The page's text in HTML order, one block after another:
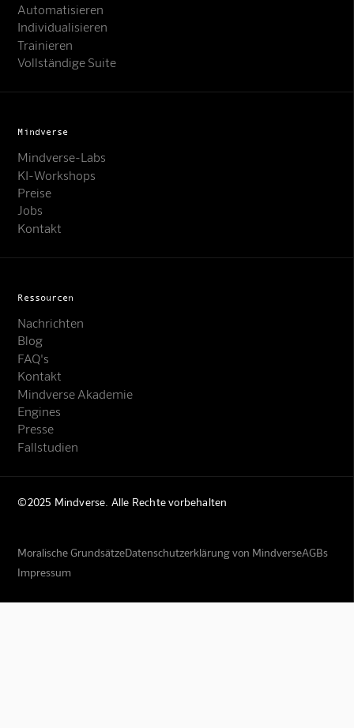
Automatisieren
Individualisieren
Trainieren
Vollständige Suite
Mindverse
Mindverse-Labs
KI-Workshops
Preise
Jobs
Kontakt
Ressourcen
Nachrichten
Blog
FAQ's
Kontakt
Mindverse Akademie
Engines
Presse
Fallstudien
©2025 Mindverse. Alle Rechte vorbehalten
Moralische GrundsätzeDatenschutzerklärung von MindverseAGBs
Impressum